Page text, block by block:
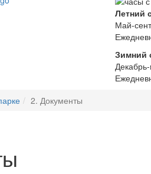
Летний
Май-
Зимний
2. Документы